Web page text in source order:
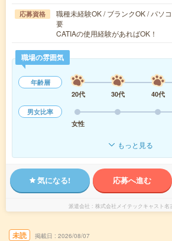
応募資格
職種未経験OK / ブランクOK / パソ
要
CATIAの使用経験があればOK！
職場の雰囲気
年齢層
20代
30代 40代
男女比率
女性
もっと見る
気になる! 応募へ進む
派遣会社 株式会社メイテックキャスト名
未読 掲載日 2026/08/07